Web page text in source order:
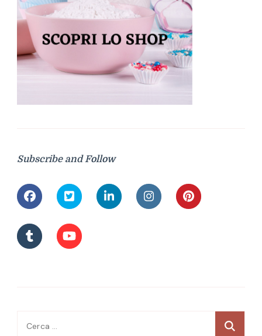
Subscribe and Follow
Ricerca